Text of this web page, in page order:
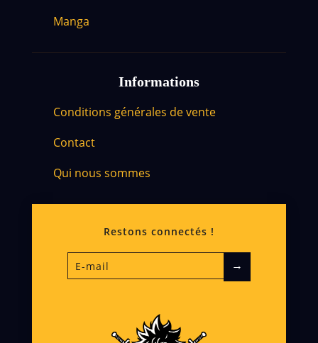
Manga
Informations
Conditions générales de vente
Contact
Qui nous sommes
Restons connectés !
→